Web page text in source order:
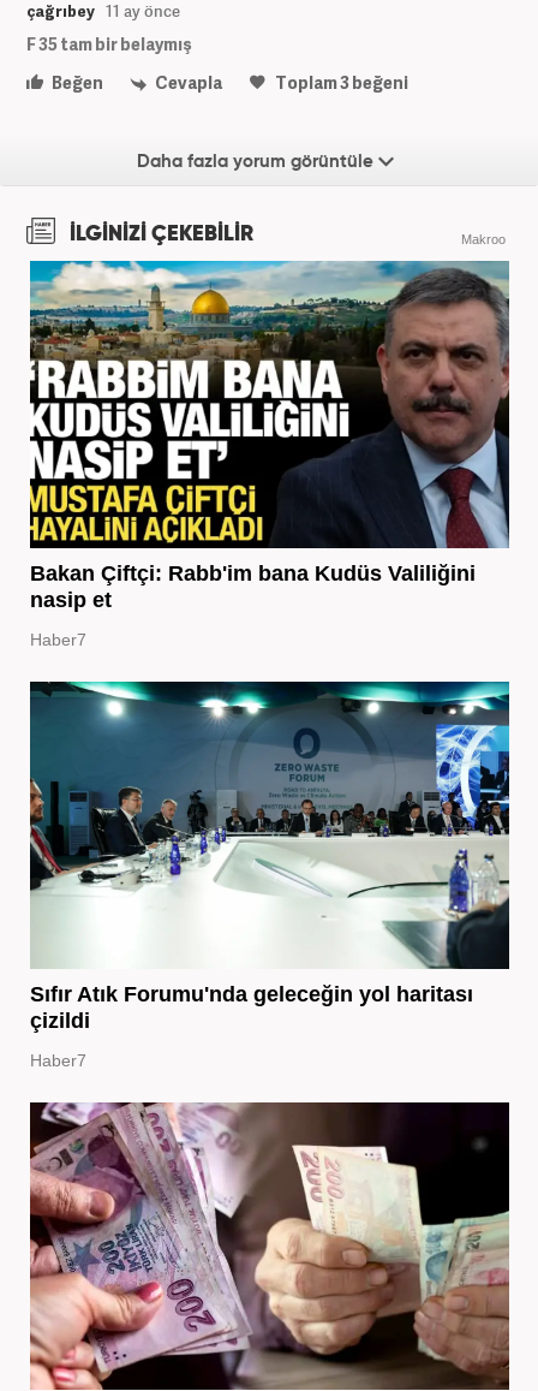
çağrıbey 11 ay önce
F 35 tam bir belaymış
Beğen
Cevapla Toplam3beğeni
Daha fazla yorum görüntüle
İLGİNİZİ ÇEKEBİLİR Makroo
Bakan Çiftçi: Rabb'im bana Kudüs Valiliğini
nasip et
Haber7
Sıfır Atık Forumu'nda geleceğin yol haritası
çizildi
Haber7